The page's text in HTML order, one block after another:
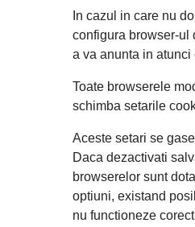
In cazul in care nu
configura browser-ul
a va anunta in
Toate browserele
schimba setarile
Aceste setari se
Daca dezactivati
browserelor sunt
optiuni, existand
nu functioneze